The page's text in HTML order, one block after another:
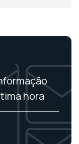
hora